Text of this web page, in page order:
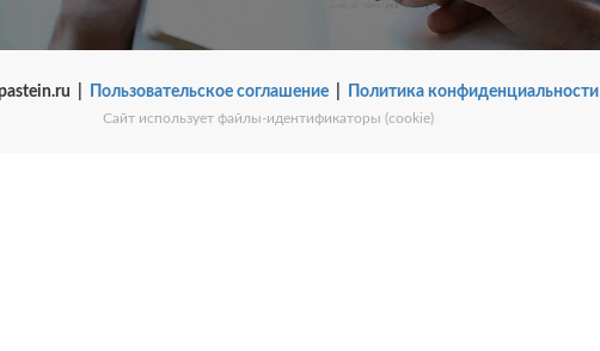
| Пользовательское соглашение| Политика конфиденциальности
Сайт использует файлы-идентификаторы (cookie)